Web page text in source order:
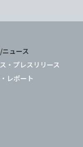
ュース
・プレスリリース
レポート